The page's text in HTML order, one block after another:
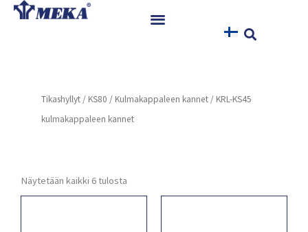
Siirry
Referenssit
Uutiset
Yhteystiedot
Tikashyllyt / KS80 / Kulmakappaleen kannet / KRL-KS45
kulmakappaleen kannet
Näytetään kaikki 6 tulosta